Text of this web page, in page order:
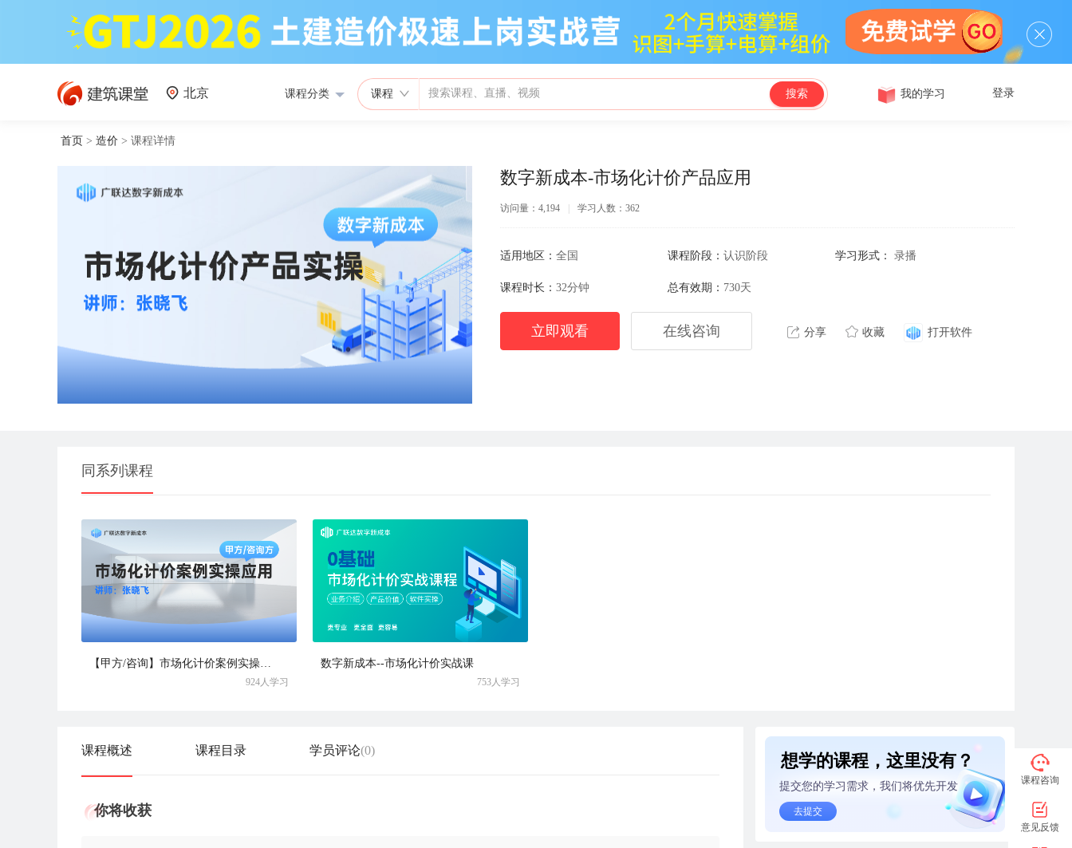
北京 课程分类 课程 搜索 我的学习 登录
首页 > 造价 > 课程详情
数字新成本-市场化计价产品应用
访问量：4,194 学习人数：362
适用地区： 全国 课程阶段： 认识阶段 学习形式： 录播
课程时长： 32分钟 总有效期： 730天
立即观看 在线咨询 分享 收藏 打开软件
同系列课程
【甲方/咨询】市场化计价案例实操应用
924人学习
数字新成本--市场化计价实战课
753人学习
课程概述 课程目录 学员评论(0)
你将收获
想学的课程，这里没有？
提交您的学习需求，我们将优先开发
去提交
课程咨询
意见反馈